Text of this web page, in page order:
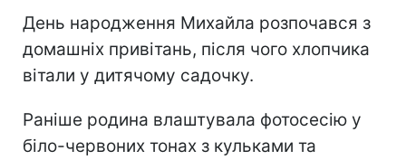
День народження Михайла розпочався з
домашніх привітань, після чого хлопчика
вітали у дитячому садочку.
Раніше родина влаштувала фотосесію у
біло-червоних тонах з кульками та